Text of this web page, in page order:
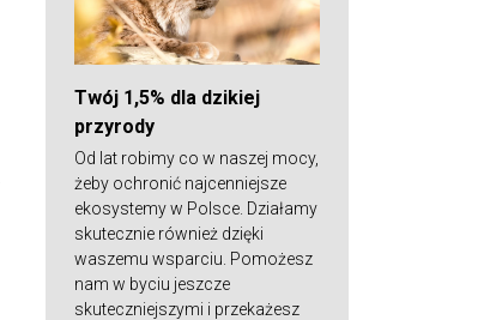
Twój 1,5% dla dzikiej
przyrody
Od lat robimy co w naszej mocy,
żeby ochronić najcenniejsze
ekosystemy w Polsce. Działamy
skutecznie również dzięki
waszemu wsparciu. Pomożesz
nam w byciu jeszcze
skuteczniejszymi i przekażesz